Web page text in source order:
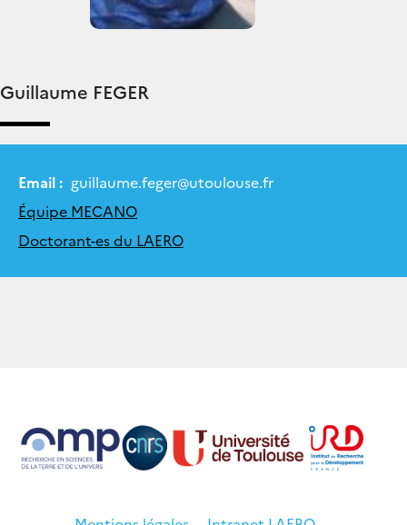
Guillaume FEGER
Email : guillaume.feger@utoulouse.fr
Équipe MECANO
Doctorant-es du LAERO